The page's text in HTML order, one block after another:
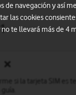
si la tarjeta SIM es
de navegación y así
las cookies
te llevará más de 4